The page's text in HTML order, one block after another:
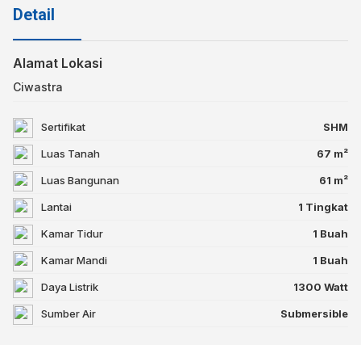
Detail
Alamat Lokasi
Ciwastra
Sertifikat SHM
Luas Tanah 67 m²
Luas Bangunan 61 m²
Lantai 1 Tingkat
Kamar Tidur 1 Buah
Kamar Mandi 1 Buah
Daya Listrik 1300 Watt
Sumber Air Submersible